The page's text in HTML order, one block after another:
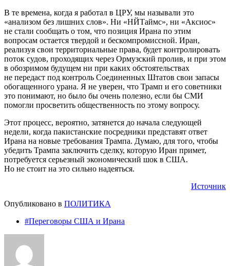
В те времена, когда я работал в ЦРУ, мы называли это
«анализом без лишних слов». Ни «НЙТаймс», ни «Аксиос»
не стали сообщать о том, что позиция Ирана по этим
вопросам остается твердой и бескомпромиссной. Иран,
реализуя свои территориальные права, будет контролировать
поток судов, проходящих через Ормузский пролив, и при этом
в обозримом будущем ни при каких обстоятельствах
не передаст под контроль Соединенных Штатов свои запасы
обогащенного урана. Я не уверен, что Трамп и его советники
это понимают, но было бы очень полезно, если бы СМИ
помогли просветить общественность по этому вопросу.
Этот процесс, вероятно, затянется до начала следующей
недели, когда пакистанские посредники представят ответ
Ирана на новые требования Трампа. Думаю, для того, чтобы
убедить Трампа заключить сделку, которую Иран примет,
потребуется серьезный экономический шок в США.
Но не стоит на это сильно надеяться.
Источник
Опубликовано в ПОЛИТИКА
#Переговоры США и Ирана